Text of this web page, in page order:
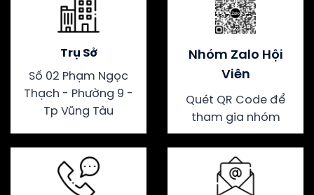
Trụ Sở
Số 02 Phạm Ngọc
Thạch - Phường 9 -
Tp Vũng Tàu
Nhóm Zalo Hội
Viên
Quét QR Code để
tham gia nhóm